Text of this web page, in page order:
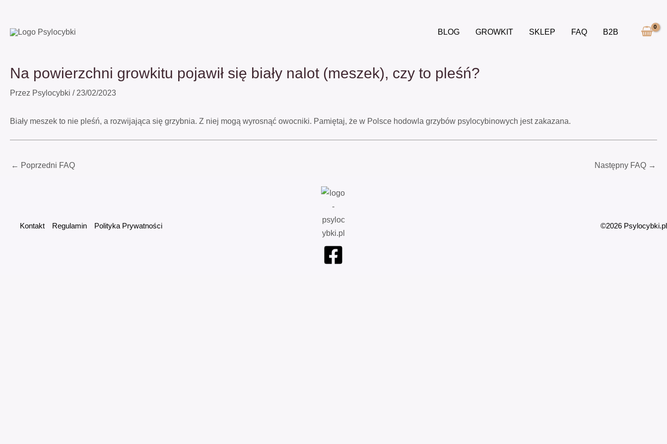
treści
BLOG GROWKIT SKLEP FAQ B2B
Na powierzchni growkitu pojawił się biały nalot (meszek), czy to pleśń?
Przez Psylocybki / 23/02/2023
Biały meszek to nie pleśń, a rozwijająca się grzybnia. Z niej mogą wyrosnąć owocniki. Pamiętaj, że w Polsce hodowla grzybów psylocybinowych jest zakazana.
← Poprzedni FAQ Następny FAQ →
Kontakt Regulamin Polityka Prywatności ©2026 Psylocybki.pl